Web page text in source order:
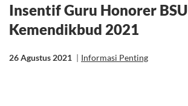
Insentif Guru Honorer BSU
Kemendikbud 2021
26 Agustus 2021 | Informasi Penting